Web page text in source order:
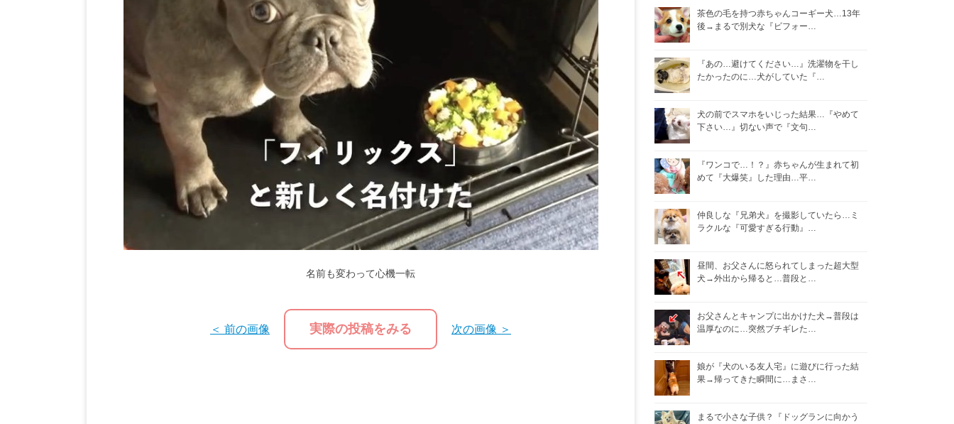
名前も変わって心機一転
＜ 前の画像 実際の投稿をみる 次の画像 ＞
茶色の毛を持つ赤ちゃんコーギー犬…13年
後→まるで別犬な『ビフォー…
『あの…避けてください…』洗濯物を干し
たかったのに…犬がしていた『…
犬の前でスマホをいじった結果…『やめて
下さい…』切ない声で『文句…
『ワンコで…！？』赤ちゃんが生まれて初
めて『大爆笑』した理由…平…
仲良しな『兄弟犬』を撮影していたら…ミ
ラクルな『可愛すぎる行動』…
昼間、お父さんに怒られてしまった超大型
犬→外出から帰ると…普段と…
お父さんとキャンプに出かけた犬→普段は
温厚なのに…突然ブチギレた…
娘が『犬のいる友人宅』に遊びに行った結
果→帰ってきた瞬間に…まさ…
まるで小さな子供？『ドッグランに向かう